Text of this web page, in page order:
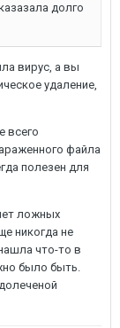
долго
вирус, а вы
удаление,
всего
файла
полезен для
ложных
никогда не
что-то в
было быть.